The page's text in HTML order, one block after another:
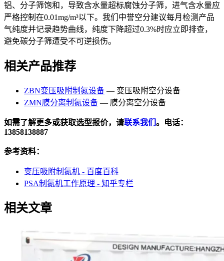
铝、分子筛饱和，导致含水量超标腐蚀分子筛，进气含水量应
严格控制在0.01mg/m³以下。我们中誉空分建议每月检测产品
气纯度并记录趋势曲线，纯度下降超过0.3%时应立即排查，
避免碳分子筛遭受不可逆损伤。
相关产品推荐
ZBN变压吸附制氮设备 — 变压吸附空分设备
ZMN膜分离制氮设备 — 膜分离空分设备
如需了解更多或获取选型报价，请联系我们 。电话：
13858138887
参考资料：
变压吸附制氮机 - 百度百科
PSA制氮机工作原理 - 知乎专栏
相关文章